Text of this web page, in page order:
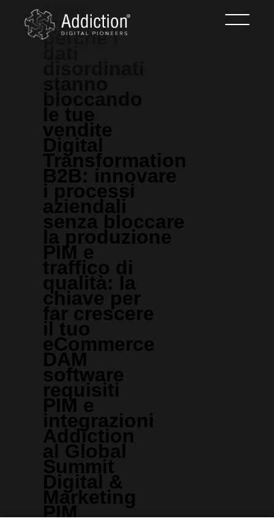
Data
Quality:
perché i
le tue
vendite
Digital
Transformation
B2B: innovare
i processi
aziendali
senza bloccare
la produzione
PIM e
traffico di
qualità: la
chiave per
far crescere
il tuo
eCommerce
DAM
software
requisiti
PIM e
integrazioni
Addiction
al Global
Summit
Digital &
Marketing
PIM